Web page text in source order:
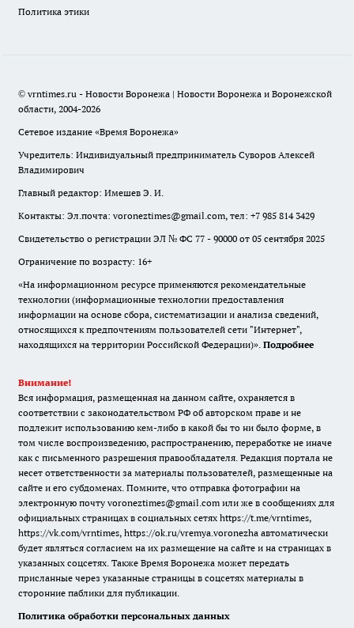
Политика этики
© vrntimes.ru - Новости Воронежа | Новости Воронежа и Воронежской
области, 2004-2026
Сетевое издание «Время Воронежа»
Учредитель: Индивидуальный предприниматель Суворов Алексей
Владимирович
Главный редактор: Имешев Э. И.
Контакты: Эл.почта: voroneztimes@gmail.com, тел: +7 985 814 3429
Свидетельство о регистрации ЭЛ № ФС 77 - 90000 от 05 сентября 2025
Ограничение по возрасту: 16+
«На информационном ресурсе применяются рекомендательные
технологии (информационные технологии предоставления
информации на основе сбора, систематизации и анализа сведений,
относящихся к предпочтениям пользователей сети "Интернет",
находящихся на территории Российской Федерации)». Подробнее
Внимание!
Вся информация, размещенная на данном сайте, охраняется в
соответствии с законодательством РФ об авторском праве и не
подлежит использованию кем-либо в какой бы то ни было форме, в
том числе воспроизведению, распространению, переработке не иначе
как с письменного разрешения правообладателя. Редакция портала не
несет ответственности за материалы пользователей, размещенные на
сайте и его субдоменах. Помните, что отправка фотографии на
электронную почту voroneztimes@gmail.com или же в сообщениях для
официальных страницах в социальных сетях https://t.me/vrntimes,
https://vk.com/vrntimes, https://ok.ru/vremya.voronezha автоматически
будет являться согласием на их размещение на сайте и на страницах в
указанных соцсетях. Также Время Воронежа может передать
присланные через указанные страницы в соцсетях материалы в
сторонние паблики для публикации.
Политика обработки персональных данных